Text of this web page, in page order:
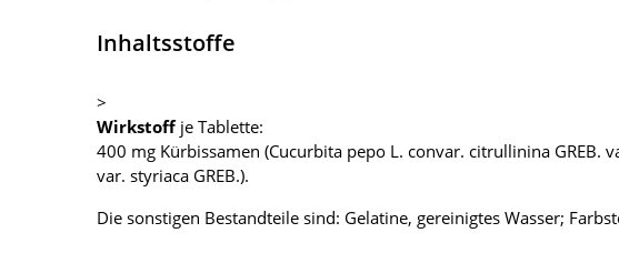
Inhaltsstoffe
>
Wirkstoffje Tablette:
400 mg Kürbissamen (Cucurbita pepo L. convar. citrullinina GREB.
var. styriaca GREB.).
Die sonstigen Bestandteile sind: Gelatine, gereinigtes Wasser;